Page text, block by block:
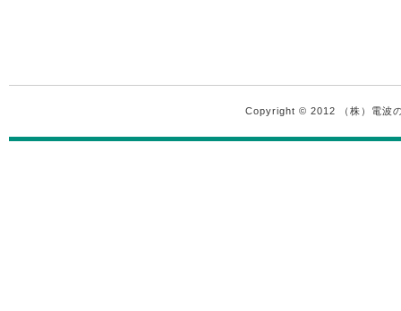
Copyright © 2012 （株）電波